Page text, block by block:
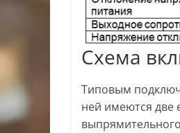
Схема
Типовым
ней имеются две